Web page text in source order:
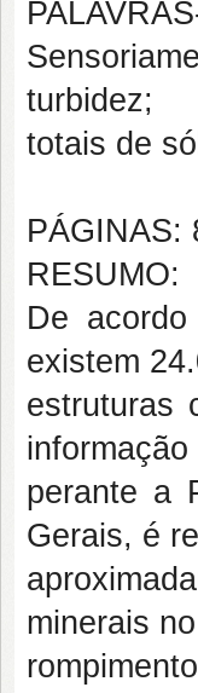
turbidez;
totais de
PÁGINAS:
RESUMO:
De
existem
estruturas
perante a
Gerais, é
minerais